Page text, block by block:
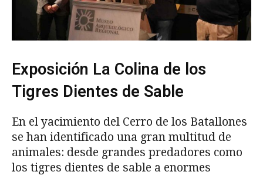
Exposición La Colina de los
Tigres Dientes de Sable
En el yacimiento del Cerro de los Batallones
se han identificado una gran multitud de
animales: desde grandes predadores como
los tigres dientes de sable a enormes